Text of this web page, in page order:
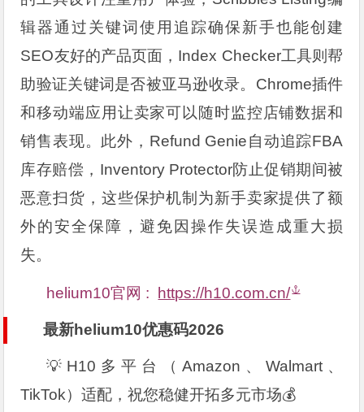
辑器通过关键词使用追踪确保新手也能创建
SEO友好的产品页面，Index Checker工具则帮
助验证关键词是否被亚马逊收录。Chrome插件
和移动端应用让卖家可以随时监控店铺数据和
销售表现。此外，Refund Genie自动追踪FBA
库存赔偿，Inventory Protector防止促销期间被
恶意扫货，这些保护机制为新手卖家提供了额
外的安全保障，避免因操作失误造成重大损
失。
helium10官网 : https://h10.com.cn/
最新helium10优惠码2026
💡H10多平台（Amazon、Walmart、
TikTok）适配，祝您稳健开拓多元市场💰